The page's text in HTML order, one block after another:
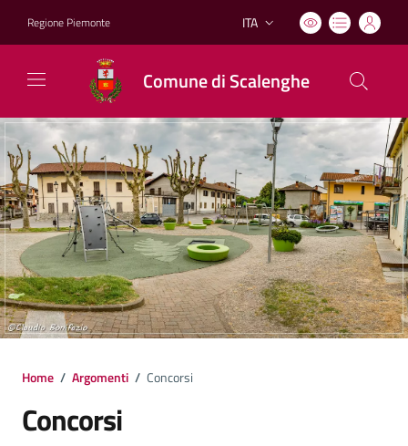
Regione Piemonte Lingua attiva:
ITA
Comune di Scalenghe
Home / Argomenti / Concorsi
Concorsi